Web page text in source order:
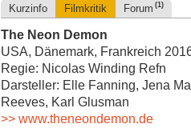
Kurzinfo Filmkritik Forum (1)
The Neon Demon
USA, Dänemark, Frankreich
Regie: Nicolas Winding Refn
Darsteller: Elle Fanning, Jena
Reeves, Karl Glusman
>> www.theneondemon.de